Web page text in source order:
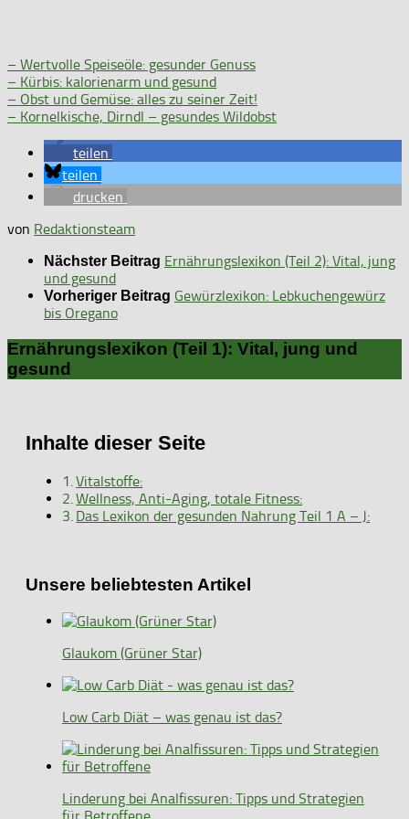
– Wertvolle Speiseöle: gesunder Genuss
– Kürbis: kalorienarm und gesund
– Obst und Gemüse: alles zu seiner Zeit!
– Kornelkische, Dirndl – gesundes Wildobst
teilen
teilen
drucken
von Redaktionsteam
Nächster Beitrag Ernährungslexikon (Teil 2): Vital, jung
und gesund
Vorheriger Beitrag Gewürzlexikon: Lebkuchengewürz
bis Oregano
Ernährungslexikon (Teil 1): Vital, jung und
gesund
Inhalte dieser Seite
Vitalstoffe:
Wellness, Anti-Aging, totale Fitness:
Das Lexikon der gesunden Nahrung Teil 1 A – J:
Unsere beliebtesten Artikel
Glaukom (Grüner Star)
Low Carb Diät – was genau ist das?
Linderung bei Analfissuren: Tipps und Strategien
für Betroffene